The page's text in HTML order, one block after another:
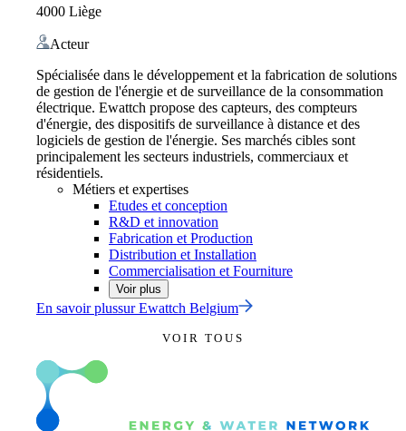
4000 Liège
Acteur
Spécialisée dans le développement et la fabrication de solutions
de gestion de l'énergie et de surveillance de la consommation
électrique. Ewattch propose des capteurs, des compteurs
d'énergie, des dispositifs de surveillance à distance et des
logiciels de gestion de l'énergie. Ses marchés cibles sont
principalement les secteurs industriels, commerciaux et
résidentiels.
Métiers et expertises
Etudes et conception
R&D et innovation
Fabrication et Production
Distribution et Installation
Commercialisation et Fourniture
Voir plus
En savoir plussurEwattch Belgium
VOIR TOUS